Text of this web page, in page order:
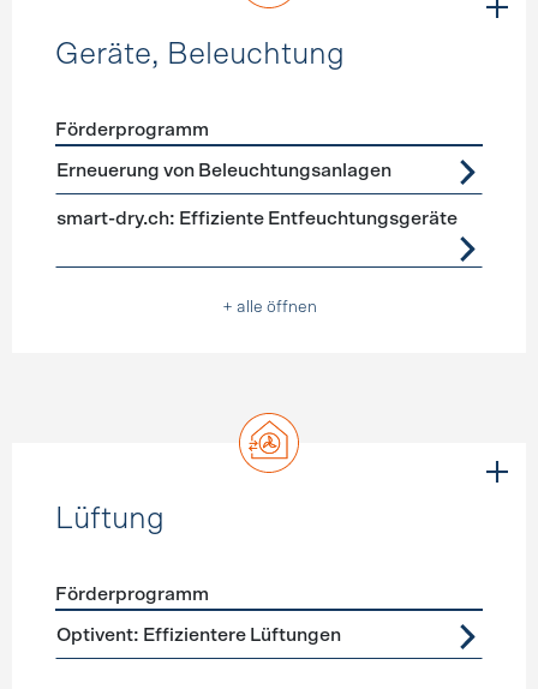
Geräte, Beleuchtung
Förderprogramme Geräte, Beleuchtung
Förderprogramm
Erneuerung von Beleuchtungsanlagen
smart-dry.ch: Effiziente Entfeuchtungsgeräte
+ alle öffnen
Lüftung
Förderprogramme Lüftung
Förderprogramm
Optivent: Effizientere Lüftungen